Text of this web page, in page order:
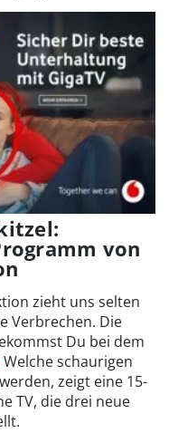
von
zieht uns selten
Verbrechen. Die
Du bei dem
Welche schaurigen
zeigt eine 15-
TV, die drei neue